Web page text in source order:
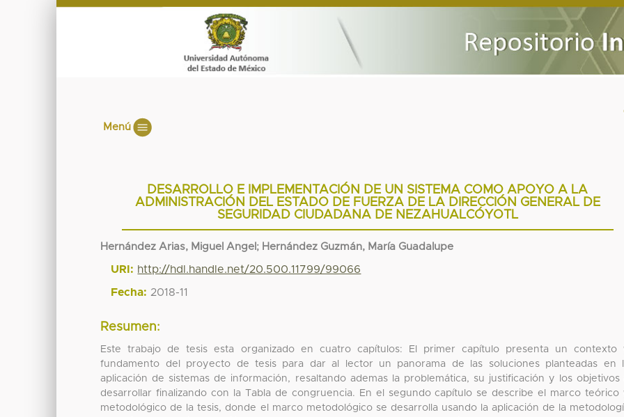
Menú
DESARROLLO E IMPLEMENTACIÓN DE UN SISTEMA COMO APOYO A LA
ADMINISTRACIÓN DEL ESTADO DE FUERZA DE LA DIRECCIÓN GENERAL DE
SEGURIDAD CIUDADANA DE NEZAHUALCÓYOTL
Hernández Arias, Miguel Angel ; Hernández Guzmán, María Guadalupe
URI: http://hdl.handle.net/20.500.11799/99066
Fecha: 2018-11
Resumen:
Este trabajo de tesis esta organizado en cuatro capítulos: El primer capítulo presenta un contexto
fundamento del proyecto de tesis para dar al lector un panorama de las soluciones planteadas en
aplicación de sistemas de información, resaltando ademas la problemática, su justificación y los objetivos
desarrollar finalizando con la Tabla de congruencia. En el segundo capítulo se describe el marco teórico
metodológico de la tesis, donde el marco metodológico se desarrolla usando la aplicación de la